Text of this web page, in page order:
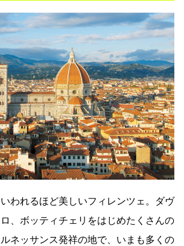
われるほど美しいフィレンツェ。ダヴ
、ボッティチェリをはじめたくさんの
ネッサンス発祥の地で、いまも多くの